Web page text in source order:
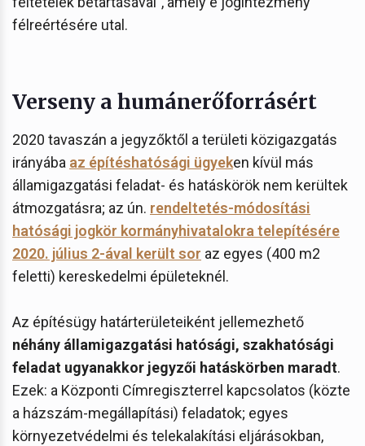
félreértésére utal.
Verseny a humánerőforrásért
2020 tavaszán a jegyzőktől a területi közigazgatás
irányába az építéshatósági ügyeken kívül más
államigazgatási feladat- és hatáskörök nem kerültek
átmozgatásra; az ún. rendeltetés-módosítási
hatósági jogkör kormányhivatalokra telepítésére
2020. július 2-ával került sor az egyes (400 m2
feletti) kereskedelmi épületeknél.
Az építésügy határterületeiként jellemezhető
néhány államigazgatási hatósági, szakhatósági
feladat ugyanakkor jegyzői hatáskörben maradt.
Ezek: a Központi Címregiszterrel kapcsolatos (közte
a házszám-megállapítási) feladatok; egyes
környezetvédelmi és telekalakítási eljárásokban,